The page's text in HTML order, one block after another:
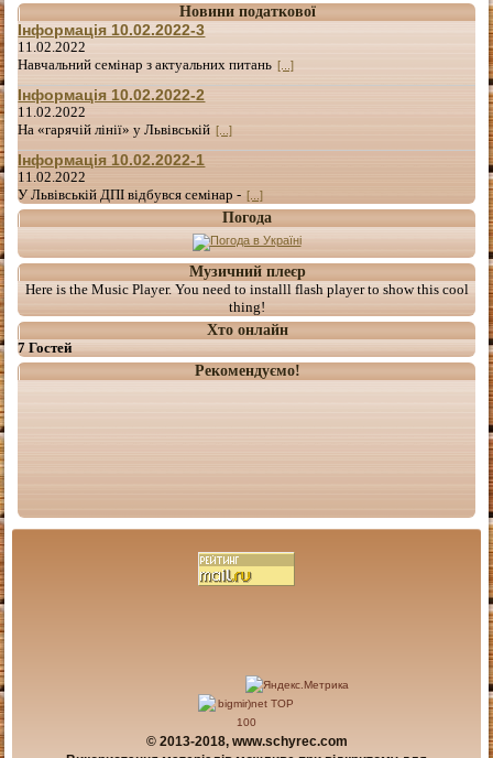
Новини податкової
Інформація 10.02.2022-3
11.02.2022
Навчальний семінар з актуальних питань [...]
Інформація 10.02.2022-2
11.02.2022
На «гарячій лінії» у Львівській [...]
Інформація 10.02.2022-1
11.02.2022
У Львівській ДПІ відбувся семінар - [...]
Погода
Музичний плеєр
Here is the Music Player. You need to installl flash player to show this cool
thing!
Хто онлайн
7 Гостей
Рекомендуємо!
© 2013-2018, www.schyrec.com